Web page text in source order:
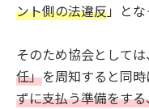
ント側の法違反」と
そのため協会としては
任」を周知すると同時
ずに支払う準備をす